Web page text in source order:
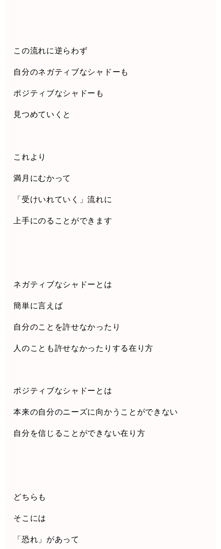
この流れに逆らわず
自分のネガティブなシャドーも
ポジティブなシャドーも
見つめていくと
これより
満月にむかって
「受けいれていく」流れに
上手にのることができます
ネガティブなシャドーとは
簡単に言えば
自分のことを許せなかったり
人のことも許せなかったりする在り方
ポジティブなシャドーとは
本来の自分のニーズに向かうことができない
自分を信じることができない在り方
どちらも
そこには
「恐れ」があって